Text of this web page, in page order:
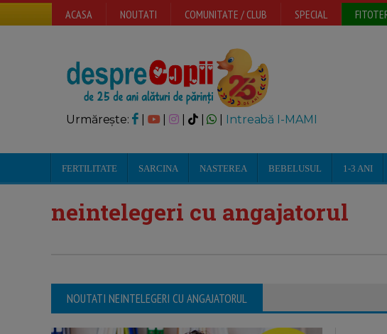
ACASA NOUTATI COMUNITATE / CLUB SPECIAL
Urmărește: | | Intreabă I-MAMI
FERTILITATE SARCINA NASTEREA BEBELUSUL 1-3 ANI
neintelegeri cu angajatorul
NOUTATI NEINTELEGERI CU ANGAJATORUL